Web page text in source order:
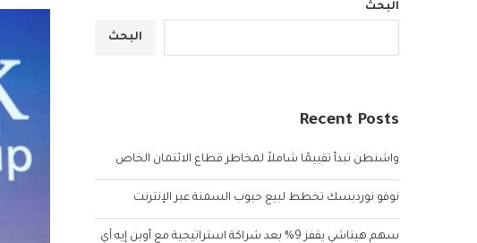
البحث
البحث
Recent Posts
واشنطن تبدأ تقييمًا شاملاً لمخاطر قطاع الائتمان الخاص
نوفو نورديسك تخطط لبيع حبوب السمنة عبر الإنترنت
سهم هيتاشي يقفز 9% بعد شراكة استراتيجية مع أوبن إيه آي